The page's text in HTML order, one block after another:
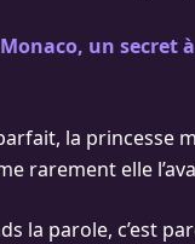
un secret
la princesse
rarement elle
la parole, c’est